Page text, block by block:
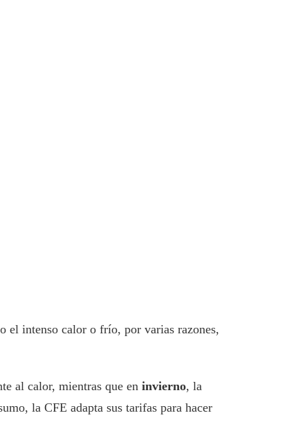
el intenso calor o frío, por varias razones,
al calor, mientras que en invierno, la
la CFE adapta sus tarifas para hacer